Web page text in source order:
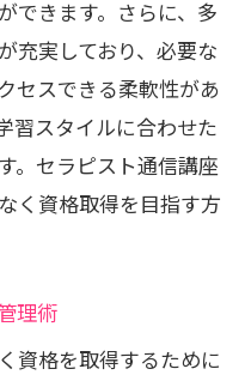
環境の整え方
モチベーション維
制を知る
指すならおすすめ
び方
できます。さらに、多
充実しており、必要な
セスできる柔軟性があ
習スタイルに合わせた
。セラピスト通信講座
く資格取得を目指す方
理術
資格を取得するために